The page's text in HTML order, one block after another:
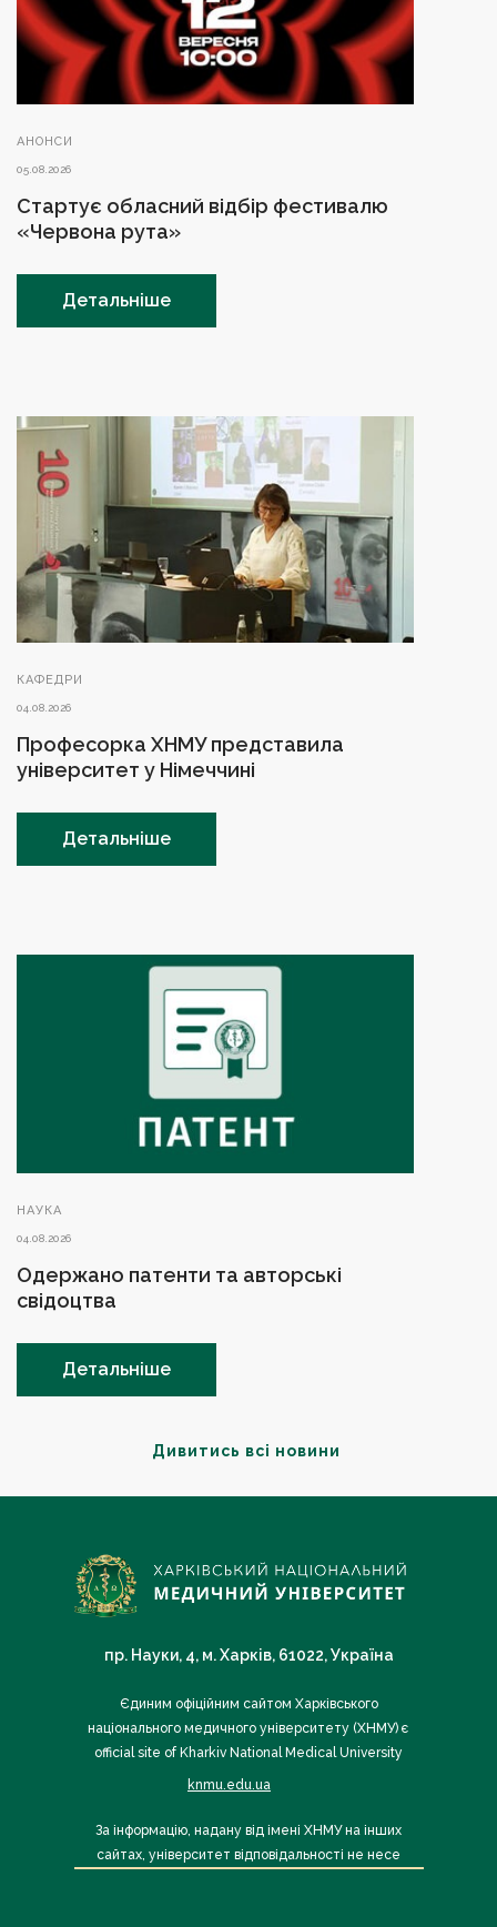
Дивитись всі новини
АНОНСИ
05.08.2026
Стартує обласний відбір фестивалю
«Червона рута»
Детальніше
КАФЕДРИ
04.08.2026
Професорка ХНМУ представила
університет у Німеччині
Детальніше
НАУКА
04.08.2026
Одержано патенти та авторські
свідоцтва
Детальніше
пр. Науки, 4, м. Харків, 61022, Україна
Єдиним офіційним сайтом Харківського
національного медичного університету (ХНМУ) є
official site of Kharkiv National Medical University
knmu.edu.ua
За інформацію, надану від імені ХНМУ на інших
сайтах, університет відповідальності не несе